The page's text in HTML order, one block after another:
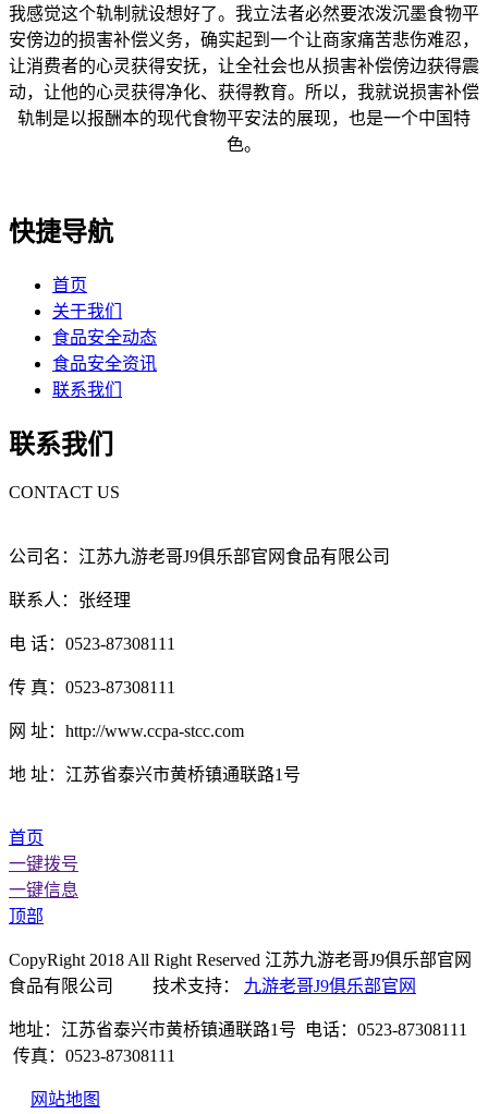
我感觉这个轨制就设想好了。我立法者必然要浓泼沉墨食物平
安傍边的损害补偿义务，确实起到一个让商家痛苦悲伤难忍，
让消费者的心灵获得安抚，让全社会也从损害补偿傍边获得震
动，让他的心灵获得净化、获得教育。所以，我就说损害补偿
轨制是以报酬本的现代食物平安法的展现，也是一个中国特
色。
快捷导航
首页
关于我们
食品安全动态
食品安全资讯
联系我们
联系我们
CONTACT US
公司名：江苏九游老哥J9俱乐部官网食品有限公司
联系人：张经理
电 话：0523-87308111
传 真：0523-87308111
网 址：http://www.ccpa-stcc.com
地 址：江苏省泰兴市黄桥镇通联路1号
首页
一键拨号
一键信息
顶部
CopyRight 2018 All Right Reserved 江苏九游老哥J9俱乐部官网
食品有限公司 技术支持： 九游老哥J9俱乐部官网
地址：江苏省泰兴市黄桥镇通联路1号 电话：0523-87308111
传真：0523-87308111
网站地图